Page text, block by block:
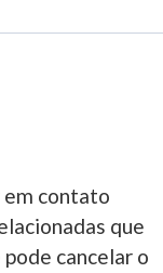
em contato
que
cancelar o